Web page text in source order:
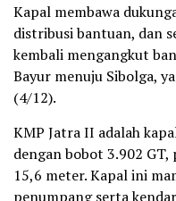
Kapal membawa
distribusi bantuan, dan
kembali mengangkut
Bayur menuju Sibolga,
(4/12).
KMP Jatra II adalah
dengan bobot 3.902
15,6 meter. Kapal ini
penumpang serta